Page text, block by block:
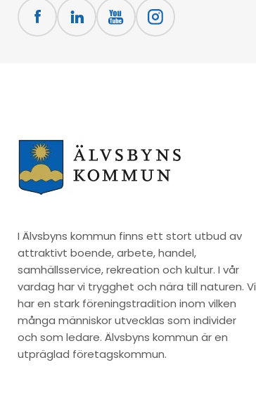
I Älvsbyns kommun finns ett stort utbud av
attraktivt boende, arbete, handel,
samhällsservice, rekreation och kultur. I vår
vardag har vi trygghet och nära till naturen. Vi
har en stark föreningstradition inom vilken
många människor utvecklas som individer
och som ledare. Älvsbyns kommun är en
utpräglad företagskommun.